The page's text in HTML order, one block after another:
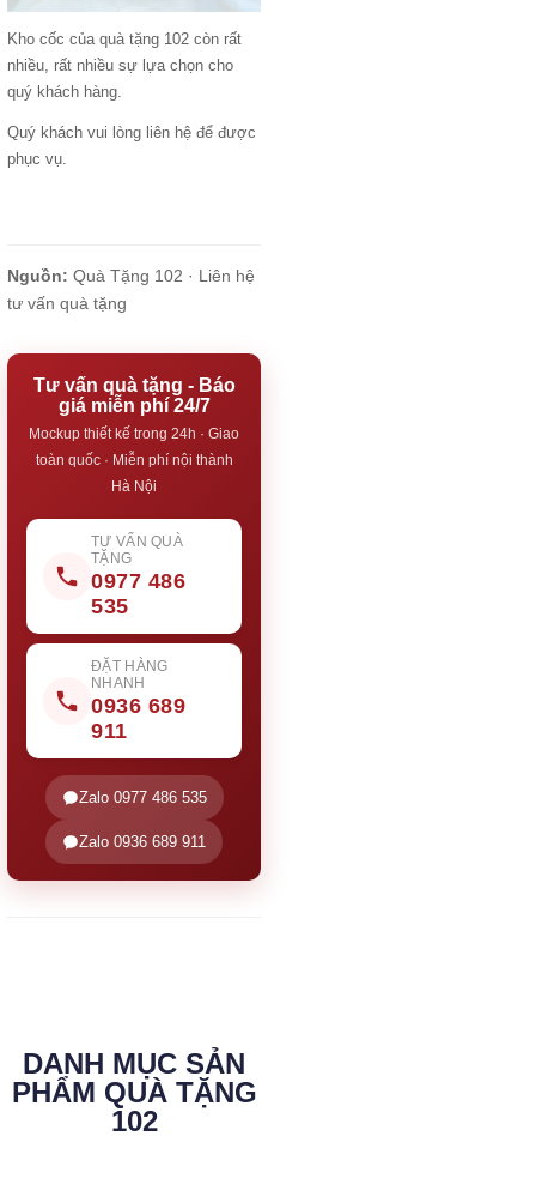
Kho cốc của quà tặng 102 còn rất
nhiều, rất nhiều sự lựa chọn cho
quý khách hàng.
Quý khách vui lòng liên hệ để được
phục vụ.
Nguồn: Quà Tặng 102 · Liên hệ
tư vấn quà tặng
Tư vấn quà tặng - Báo
giá miễn phí 24/7
Mockup thiết kế trong 24h · Giao
toàn quốc · Miễn phí nội thành
Hà Nội
TƯ VẤN QUÀ
TẶNG
0977 486
535
ĐẶT HÀNG
NHANH
0936 689
911
Zalo 0977 486 535
Zalo 0936 689 911
DANH MỤC SẢN
PHẨM QUÀ TẶNG
102